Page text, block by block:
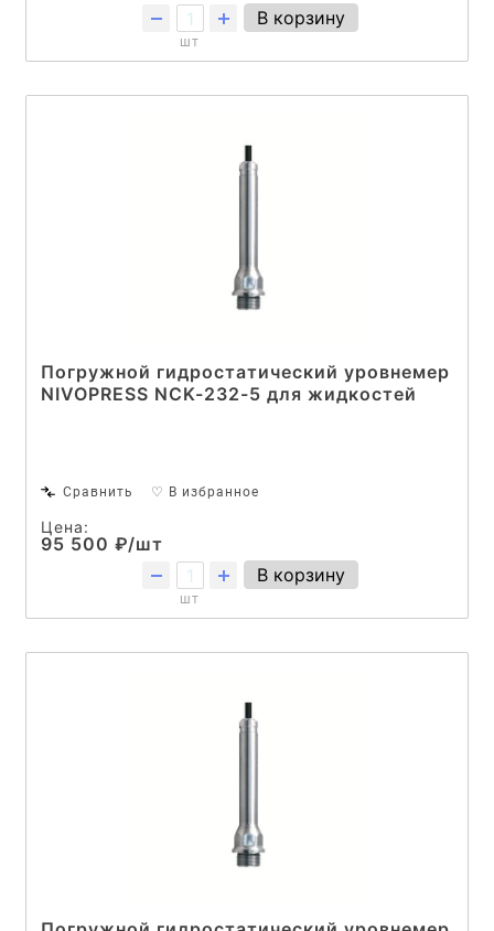
шт
В корзину
Погружной гидростатический уровнемер
NIVOPRESS NCK-232-5 для жидкостей
Сравнить ♡ В избранное
Цена:
95 500 ₽/шт
шт
В корзину